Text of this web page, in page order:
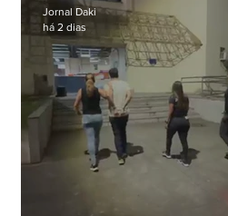
Jornal Daki
há 2 dias